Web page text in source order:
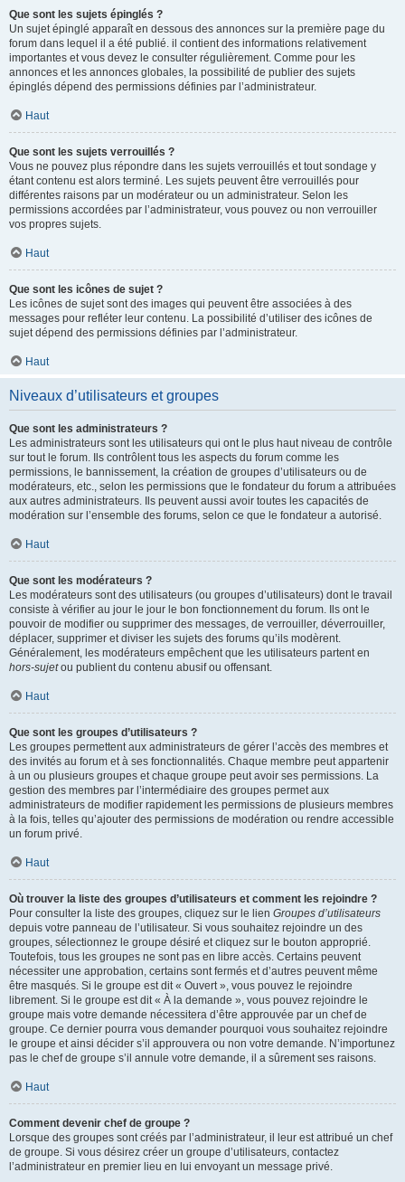
Que sont les sujets épinglés ?
Un sujet épinglé apparaît en dessous des annonces sur la première page du
forum dans lequel il a été publié. il contient des informations relativement
importantes et vous devez le consulter régulièrement. Comme pour les
annonces et les annonces globales, la possibilité de publier des sujets
épinglés dépend des permissions définies par l’administrateur.
Haut
Que sont les sujets verrouillés ?
Vous ne pouvez plus répondre dans les sujets verrouillés et tout sondage y
étant contenu est alors terminé. Les sujets peuvent être verrouillés pour
différentes raisons par un modérateur ou un administrateur. Selon les
permissions accordées par l’administrateur, vous pouvez ou non verrouiller
vos propres sujets.
Haut
Que sont les icônes de sujet ?
Les icônes de sujet sont des images qui peuvent être associées à des
messages pour refléter leur contenu. La possibilité d’utiliser des icônes de
sujet dépend des permissions définies par l’administrateur.
Haut
Niveaux d’utilisateurs et groupes
Que sont les administrateurs ?
Les administrateurs sont les utilisateurs qui ont le plus haut niveau de contrôle
sur tout le forum. Ils contrôlent tous les aspects du forum comme les
permissions, le bannissement, la création de groupes d’utilisateurs ou de
modérateurs, etc., selon les permissions que le fondateur du forum a attribuées
aux autres administrateurs. Ils peuvent aussi avoir toutes les capacités de
modération sur l’ensemble des forums, selon ce que le fondateur a autorisé.
Haut
Que sont les modérateurs ?
Les modérateurs sont des utilisateurs (ou groupes d’utilisateurs) dont le travail
consiste à vérifier au jour le jour le bon fonctionnement du forum. Ils ont le
pouvoir de modifier ou supprimer des messages, de verrouiller, déverrouiller,
déplacer, supprimer et diviser les sujets des forums qu’ils modèrent.
Généralement, les modérateurs empêchent que les utilisateurs partent en
hors-sujetou publient du contenu abusif ou offensant.
Haut
Que sont les groupes d’utilisateurs ?
Les groupes permettent aux administrateurs de gérer l’accès des membres et
des invités au forum et à ses fonctionnalités. Chaque membre peut appartenir
à un ou plusieurs groupes et chaque groupe peut avoir ses permissions. La
gestion des membres par l’intermédiaire des groupes permet aux
administrateurs de modifier rapidement les permissions de plusieurs membres
à la fois, telles qu’ajouter des permissions de modération ou rendre accessible
un forum privé.
Haut
Où trouver la liste des groupes d’utilisateurs et comment les rejoindre ?
Pour consulter la liste des groupes, cliquez sur le lien Groupes d’utilisateurs
depuis votre panneau de l’utilisateur. Si vous souhaitez rejoindre un des
groupes, sélectionnez le groupe désiré et cliquez sur le bouton approprié.
Toutefois, tous les groupes ne sont pas en libre accès. Certains peuvent
nécessiter une approbation, certains sont fermés et d’autres peuvent même
être masqués. Si le groupe est dit « Ouvert », vous pouvez le rejoindre
librement. Si le groupe est dit « À la demande », vous pouvez rejoindre le
groupe mais votre demande nécessitera d’être approuvée par un chef de
groupe. Ce dernier pourra vous demander pourquoi vous souhaitez rejoindre
le groupe et ainsi décider s’il approuvera ou non votre demande. N’importunez
pas le chef de groupe s’il annule votre demande, il a sûrement ses raisons.
Haut
Comment devenir chef de groupe ?
Lorsque des groupes sont créés par l’administrateur, il leur est attribué un chef
de groupe. Si vous désirez créer un groupe d’utilisateurs, contactez
l’administrateur en premier lieu en lui envoyant un message privé.